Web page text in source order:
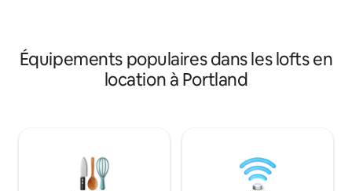
Équipements populaires dans les lofts en
location à Portland